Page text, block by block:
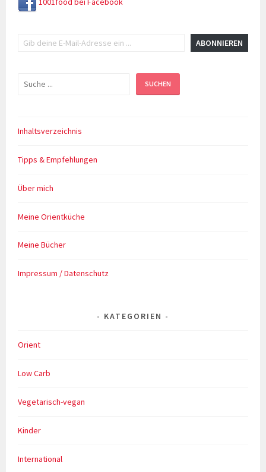
ABONNIEREN
Suchen SUCHEN
Inhaltsverzeichnis
Tipps & Empfehlungen
Über mich
Meine Orientküche
Meine Bücher
Impressum / Datenschutz
KATEGORIEN
Orient
Low Carb
Vegetarisch-vegan
Kinder
International